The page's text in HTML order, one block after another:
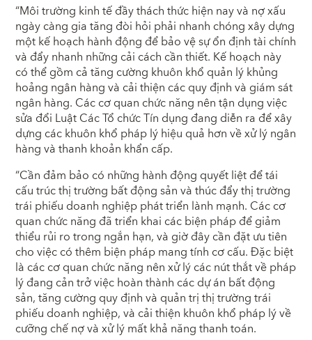
“Môi trường kinh tế đầy thách thức hiện nay và nợ xấu
ngày càng gia tăng đòi hỏi phải nhanh chóng xây dựng
một kế hoạch hành động để bảo vệ sự ổn định tài chính
và đẩy nhanh những cải cách cần thiết. Kế hoạch này
có thể gồm cả tăng cường khuôn khổ quản lý khủng
hoảng ngân hàng và cải thiện các quy định và giám sát
ngân hàng. Các cơ quan chức năng nên tận dụng việc
sửa đổi Luật Các Tổ chức Tín dụng đang diễn ra để xây
dựng các khuôn khổ pháp lý hiệu quả hơn về xử lý ngân
hàng và thanh khoản khẩn cấp.
“Cần đảm bảo có những hành động quyết liệt để tái
cấu trúc thị trường bất động sản và thúc đẩy thị trường
trái phiếu doanh nghiệp phát triển lành mạnh. Các cơ
quan chức năng đã triển khai các biện pháp để giảm
thiểu rủi ro trong ngắn hạn, và giờ đây cần đặt ưu tiên
cho việc có thêm biện pháp mang tính cơ cấu. Đặc biệt
là các cơ quan chức năng nên xử lý các nút thắt về pháp
lý đang cản trở việc hoàn thành các dự án bất động
sản, tăng cường quy định và quản trị thị trường trái
phiếu doanh nghiệp, và cải thiện khuôn khổ pháp lý về
cưỡng chế nợ và xử lý mất khả năng thanh toán.